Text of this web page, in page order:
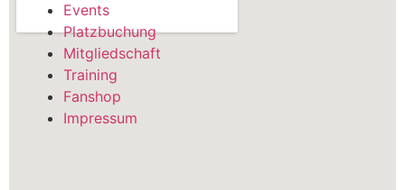
Events
Platzbuchung
Mitgliedschaft
Training
Fanshop
Impressum